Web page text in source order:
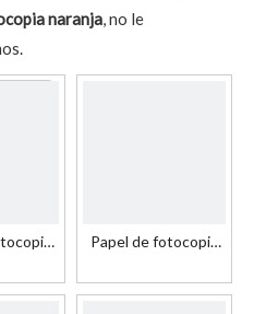
naranja, no le
láser
Papel de fotocopia
fotocopiadora